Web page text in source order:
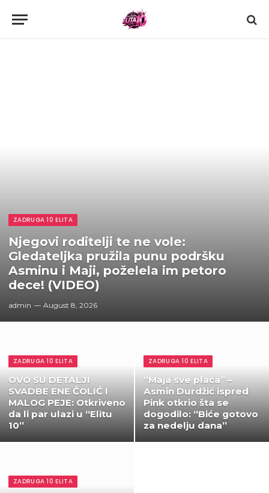
ZADRUGA 10 ELITA
Njegovi roditelji te ne vole:
Gledateljka pružila punu podršku
Asminu i Maji, poželela im petoro
dece! (VIDEO)
admin August 8, 2026
ZADRUGA 10 ELITA
OVO SU DETALJI
SVADBE ENE ČOLIĆ I
MALOG PEJE: Otkriveno
da li par ulazi u “Elitu
10”
ZADRUGA 10 ELITA
“Maja sve plaća” –
Asmin Durdžić ispred
Pink otkrio šta se
dogodilo: “Biće gotovo
za nedelju dana”
ZADRUGA 10 ELITA